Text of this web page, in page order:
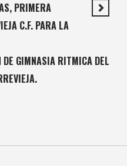
PRIMERA
C.F. PARA LA
GIMNASIA RITMICA DEL